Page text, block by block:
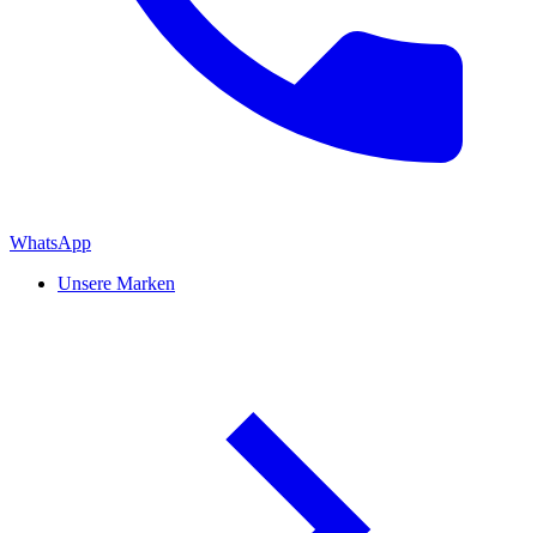
WhatsApp
Unsere Marken